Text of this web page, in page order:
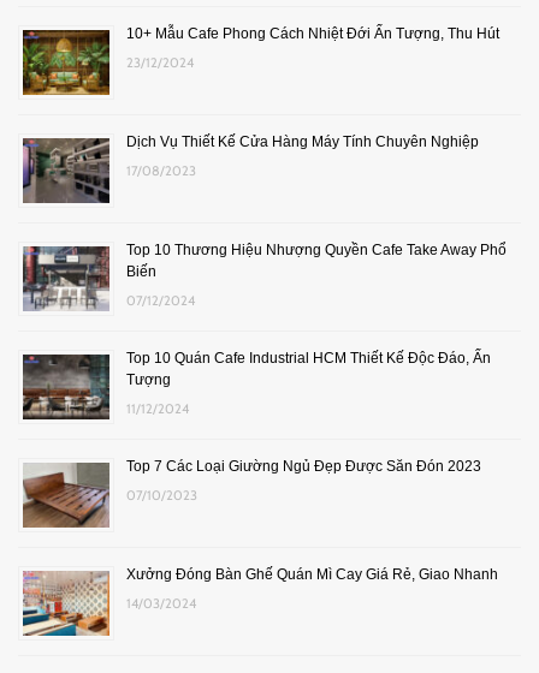
10+ Mẫu Cafe Phong Cách Nhiệt Đới Ấn Tượng, Thu Hút
23/12/2024
Dịch Vụ Thiết Kế Cửa Hàng Máy Tính Chuyên Nghiệp
17/08/2023
Top 10 Thương Hiệu Nhượng Quyền Cafe Take Away Phổ
Biến
07/12/2024
Top 10 Quán Cafe Industrial HCM Thiết Kế Độc Đáo, Ấn
Tượng
11/12/2024
Top 7 Các Loại Giường Ngủ Đẹp Được Săn Đón 2023
07/10/2023
Xưởng Đóng Bàn Ghế Quán Mì Cay Giá Rẻ, Giao Nhanh
14/03/2024